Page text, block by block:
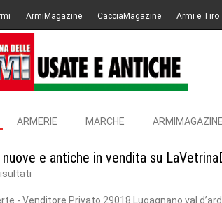
ArmiMagazine CacciaMagazine Armi e Tiro
ARMERIE MARCHE ARMIMAGAZINE
e antiche in vendita su
- Venditore Privato 29018 Lugagnano val